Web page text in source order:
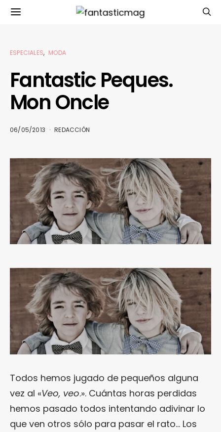
ESPECIALES MODA
Fantastic Peques.
Mon Oncle
06/05/2013 REDACCIÓN
Todos hemos jugado de pequeños alguna
vez al «Veo, veo.». Cuántas horas perdidas
hemos pasado todos intentando adivinar lo
que ven otros sólo para pasar el rato… Los